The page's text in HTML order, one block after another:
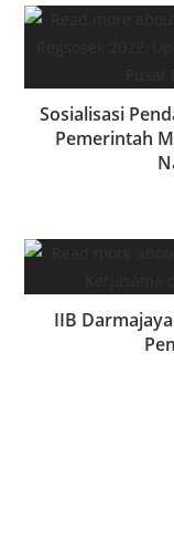
Sosialisasi
Pemerintah
IIB